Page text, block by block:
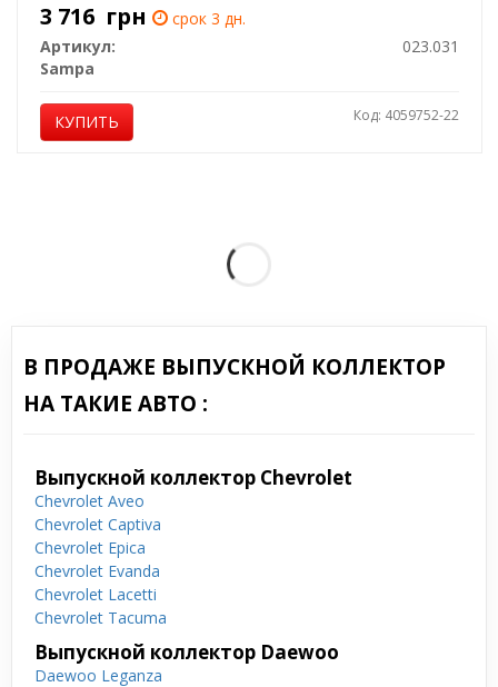
3 716 грн
срок 3 дн.
Артикул:
023.031
Sampa
КУПИТЬ Код: 4059752-22
В ПРОДАЖЕ ВЫПУСКНОЙ КОЛЛЕКТОР
НА ТАКИЕ АВТО :
Выпускной коллектор Chevrolet
Chevrolet Aveo
Chevrolet Captiva
Chevrolet Epica
Chevrolet Evanda
Chevrolet Lacetti
Chevrolet Tacuma
Выпускной коллектор Daewoo
Daewoo Leganza